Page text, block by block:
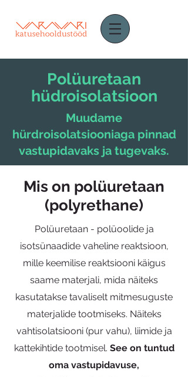
Polüuretaan
hüdroisolatsioon
Muudame
hürdroisolatsiooniaga pinnad
vastupidavaks ja tugevaks.
Mis on polüuretaan
(polyrethane)
Polüuretaan - polüoolide ja
isotsünaadide vaheline reaktsioon,
mille keemilise reaktsiooni käigus
saame materjali, mida näiteks
kasutatakse tavaliselt mitmesuguste
materjalide tootmiseks. Näiteks
vahtisolatsiooni (pur vahu), liimide ja
kattekihtide tootmisel. See on tuntud
oma vastupidavuse,